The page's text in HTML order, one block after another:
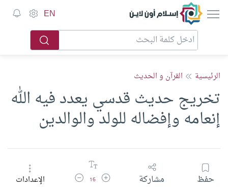
إسلام أون لاين EN
الرئيسية القرآن و الحديث
تخريج حديث قدسي يعدد فيه الله
إنعامه وإفضاله للولد والوالدين
حفظ مشاركة زيادة حجم الخط
16 تقليل حجم الخطالإعدادات